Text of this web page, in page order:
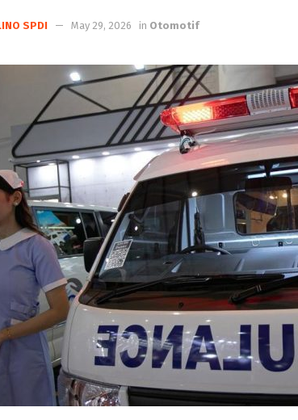
SPDI May 29, 2026 in Otomotif